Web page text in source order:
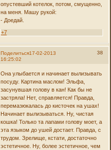
опустевший котелок, потом, смущенно,
на меня. Машу рукой:
- Доедай.
+7
Поделиться 38
17-02-2013
16:25:02
Она улыбается и начинает вылизывать
посуду. Картина маслом! Эльфа,
засунувшая голову в кан! Как бы не
застряла! Нет, справляется! Правда,
перемазюкалась до кисточек на ушах!
Начинает вылизываться. Ну, чистая
кошка! Только та лапами голову моет, а
эта языком до ушей достает. Правда, с
трудом. Зрелище, кстати, достаточно
эстетичное. Ну, более эстетичное, чем